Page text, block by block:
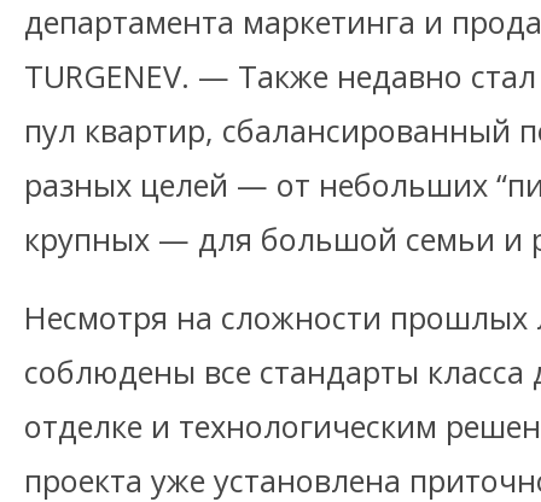
департамента маркетинга и
TURGENEV. — Также недавно
пул квартир, сбалансированный
разных целей — от небольших
крупных — для большой семьи и
Несмотря на сложности прошлых
соблюдены все стандарты
отделке и технологическим
проекта уже установлена